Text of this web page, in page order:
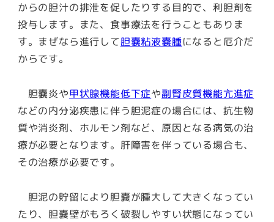
からの胆汁の排泄を促したりする目的で、利胆剤を
投与します。また、食事療法を行うこともありま
す。まぜなら進行して胆嚢粘液嚢腫になると厄介だ
からです。
胆嚢炎や甲状腺機能低下症や副腎皮質機能亢進症
などの内分泌疾患に伴う胆泥症の場合には、抗生物
質や消炎剤、ホルモン剤など、原因となる病気の治
療が必要となります。肝障害を伴っている場合も、
その治療が必要です。
胆泥の貯留により胆嚢が腫大して大きくなってい
たり、胆嚢壁がもろく破裂しやすい状態になってい